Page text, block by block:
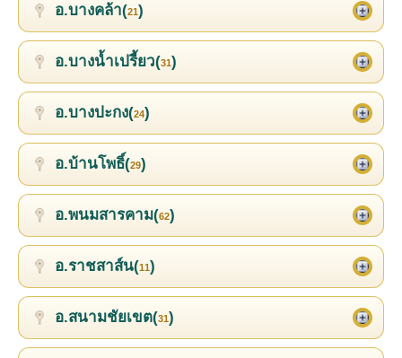
อ.บางคล้า(21)
อ.บางน้ำเปรี้ยว(31)
อ.บางปะกง(24)
อ.บ้านโพธิ์(29)
อ.พนมสารคาม(62)
อ.ราชสาส์น(11)
อ.สนามชัยเขต(31)